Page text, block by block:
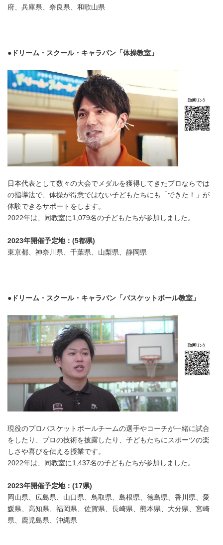
府、兵庫県、奈良県、和歌山県
●ドリーム・スクール・キャラバン「体操教室」
日本代表として数々の大会でメダルを獲得してきたプロならでは
の指導法で、体操が得意ではない子どもたちにも「できた！」が
体験できるサポートをします。
2022年は、同教室に1,079名の子どもたちが参加しました。
2023年開催予定地：(5都県)
東京都、神奈川県、千葉県、山梨県、静岡県
●ドリーム・スクール・キャラバン「バスケットボール教室」
現役のプロバスケットボールチームの選手やコーチが一緒に試合
をしたり、プロの技術を披露したり、子どもたちにスポーツの楽
しさや喜びを伝える授業です。
2022年は、同教室に1,437名の子どもたちが参加しました。
2023年開催予定地：(17県)
岡山県、広島県、山口県、鳥取県、島根県、徳島県、香川県、愛
媛県、高知県、福岡県、佐賀県、長崎県、熊本県、大分県、宮崎
県、鹿児島県、沖縄県